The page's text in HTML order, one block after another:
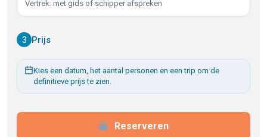
Vertrek: met gids of schipper afspreken
3 Prijs
Kies een datum, het aantal personen en een trip om de
definitieve prijs te zien.
Reserveren